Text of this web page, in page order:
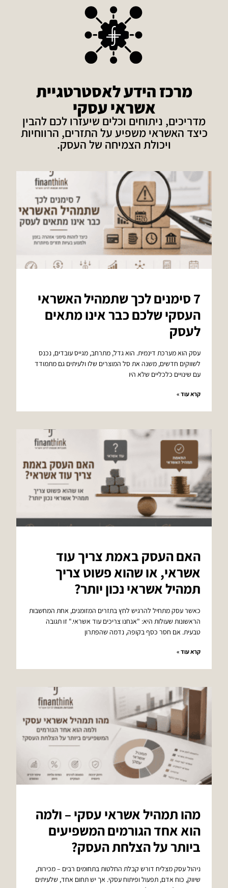
מרכז הידע לאסטרטגיית
אשראי עסקי
מדריכים, ניתוחים וכלים שיעזרו לכם להבין
כיצד האשראי משפיע על התזרים, הרווחיות
ויכולת הצמיחה של העסק.
7 סימנים לכך שתמהיל האשראי
העסקי שלכם כבר אינו מתאים
לעסק
עסק הוא מערכת דינמית. הוא גדל, מתרחב, מגייס עובדים, נכנס
לשווקים חדשים, משנה את סל המוצרים שלו ולעיתים גם מתמודד
עם שינויים כלכליים שלא היו
קרא עוד »
האם העסק באמת צריך עוד
אשראי, או שהוא פשוט צריך
תמהיל אשראי נכון יותר?
כאשר עסק מתחיל להרגיש לחץ בתזרים המזומנים, אחת המחשבות
הראשונות שעולות היא: "אנחנו צריכים עוד אשראי." זו תגובה
טבעית. אם חסר כסף בקופה, נדמה שהפתרון
קרא עוד »
מהו תמהיל אשראי עסקי – ולמה
הוא אחד הגורמים המשפיעים
ביותר על הצלחת העסק?
ניהול עסק מצליח דורש קבלת החלטות בתחומים רבים – מכירות,
שיווק, כוח אדם, תפעול ופיתוח עסקי. אך יש תחום אחד, שלעיתים